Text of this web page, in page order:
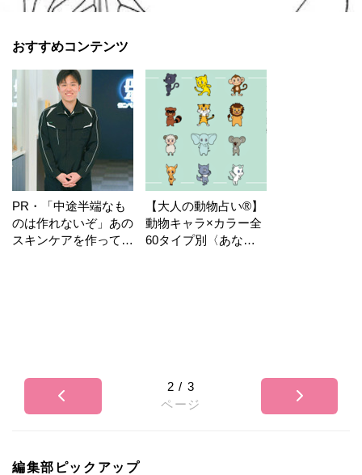
おすすめコンテンツ
PR・「中途半端なも
のは作れないぞ」あの
スキンケアを作ってい
【大人の動物占い®】
動物キャラ×カラー全
60タイプ別〈あなた
2 / 3
ページ
編集部ピックアップ